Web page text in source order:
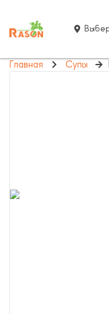
Главная Супы